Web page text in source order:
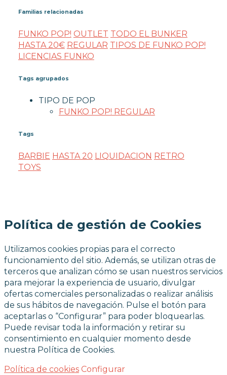
Familias relacionadas
FUNKO POP! OUTLET TODO EL BUNKER
HASTA 20€ REGULAR TIPOS DE FUNKO POP!
LICENCIAS FUNKO
Tags agrupados
TIPO DE POP
FUNKO POP! REGULAR
Tags
BARBIE HASTA 20 LIQUIDACION RETRO
TOYS
Política de gestión de Cookies
Utilizamos cookies propias para el correcto
funcionamiento del sitio. Además, se utilizan otras de
terceros que analizan cómo se usan nuestros servicios
para mejorar la experiencia de usuario, divulgar
ofertas comerciales personalizadas o realizar análisis
de sus hábitos de navegación. Pulse el botón para
aceptarlas o “Configurar” para poder bloquearlas.
Puede revisar toda la información y retirar su
consentimiento en cualquier momento desde
nuestra Política de Cookies.
Política de cookies Configurar